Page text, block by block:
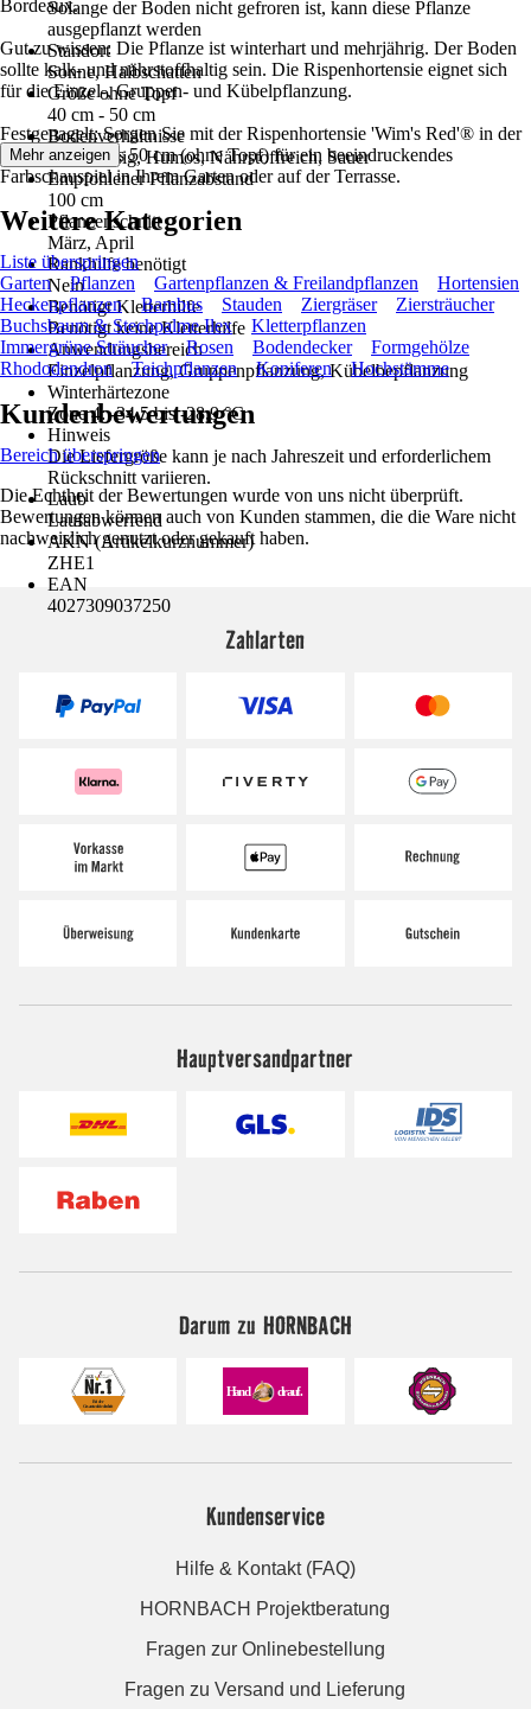
Solange der Boden nicht gefroren ist, kann diese Pflanze
ausgepflanzt werden
Standort
Sonne, Halbschatten
Größe ohne Topf
40 cm - 50 cm
Bodenverhältnisse
Durchlässig, Humos, Nährstoffreich, Sauer
Empfohlener Pflanzabstand
100 cm
Pflanzenschnitt
März, April
Rankhilfe benötigt
Nein
Benötigt Kletterhilfe
Benötigt keine Kletterhilfe
Anwendungsbereich
Einzelpflanzung, Gruppenpflanzung, Kübelbepflanzung
Winterhärtezone
Zone 4: -34,5 bis -28,9 °C
Hinweis
Die Liefergröße kann je nach Jahreszeit und erforderlichem
Rückschnitt variieren.
Laub
Laufabwerfend
AKN (Artikelkurznummer)
ZHE1
EAN
4027309037250
Bordeaux.
Gut zu wissen: Die Pflanze ist winterhart und mehrjährig. Der Boden
sollte kalk- und nährstoffhaltig sein. Die Rispenhortensie eignet sich
für die Einzel-, Gruppen- und Kübelpflanzung.
Festgenagelt: Sorgen Sie mit der Rispenhortensie 'Wim's Red'® in der
Größe 40 cm bis 50 cm (ohne Topf) für ein beeindruckendes
Farbschauspiel in Ihrem Garten oder auf der Terrasse.
Mehr anzeigen
Weitere Kategorien
Liste überspringen
Garten
Pflanzen Gartenpflanzen & Freilandpflanzen
Hortensien
Heckenpflanzen
Bambus Stauden Ziergräser
Ziersträucher
Buchsbaum & Stechpalme Ilex
Kletterpflanzen
Immergrüne Sträucher
Rosen Bodendecker
Formgehölze
Rhododendron
Teichpflanzen Koniferen Hochstämme
Kundenbewertungen
Bereich überspringen
Die Echtheit der Bewertungen wurde von uns nicht überprüft.
Bewertungen können auch von Kunden stammen, die die Ware nicht
nachweislich genutzt oder gekauft haben.
Zahlarten
Hauptversandpartner
Darum zu HORNBACH
Kundenservice
Hilfe & Kontakt (FAQ)
HORNBACH Projektberatung
Fragen zur Onlinebestellung
Fragen zu Versand und Lieferung